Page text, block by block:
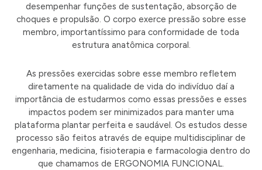
desempenhar funções de sustentação, absorção de
choques e propulsão. O corpo exerce pressão sobre esse
membro, importantíssimo para conformidade de toda
estrutura anatômica corporal.
As pressões exercidas sobre esse membro refletem
diretamente na qualidade de vida do indivíduo daí a
importância de estudarmos como essas pressões e esses
impactos podem ser minimizados para manter uma
plataforma plantar perfeita e saudável. Os estudos desse
processo são feitos através de equipe multidisciplinar de
engenharia, medicina, fisioterapia e farmacologia dentro do
que chamamos de ERGONOMIA FUNCIONAL.